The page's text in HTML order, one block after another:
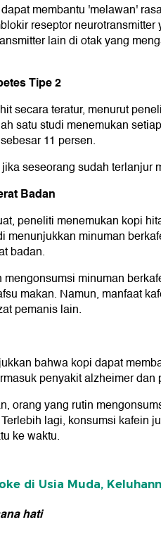
membantu 'melawan'
reseptor
lain di otak yang
Tipe 2
secara teratur, menurut
satu studi menemukan
11 persen.
seseorang sudah terlanjur
Badan
peneliti menemukan kopi
menunjukkan minuman
badan.
minuman
makan. Namun, manfaat
pemanis lain.
bahwa kopi dapat
penyakit alzheimer dan
orang yang rutin
lagi, konsumsi kafein
ke waktu.
di Usia Muda,
hati